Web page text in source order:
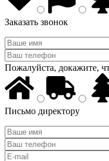
Заказать звонок
Пожалуйста, докажите,
Письмо директору